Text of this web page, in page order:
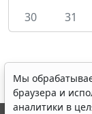
30
31
Мы
браузера и
аналитики в